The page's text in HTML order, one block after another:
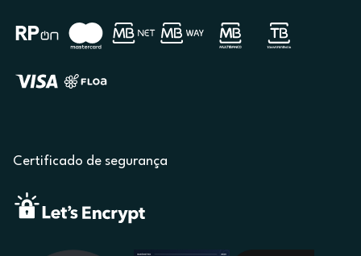
Certificado de segurança